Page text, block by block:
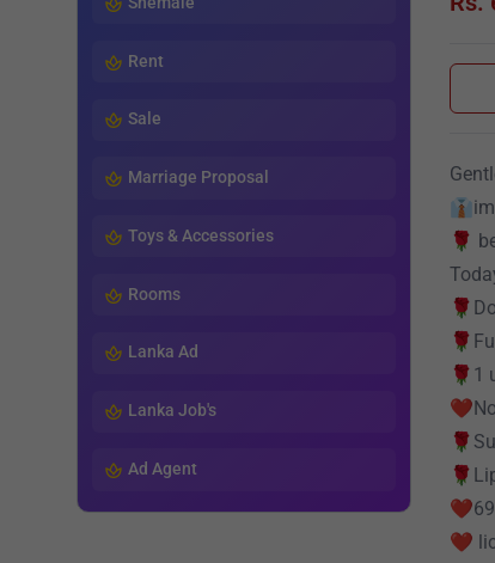
Rent
Sale
Marriage Proposal
Toys & Accessories
Rooms
Lanka Ad
Lanka Job's
Ad Agent
🌹
🌹1
❤️69
❤️